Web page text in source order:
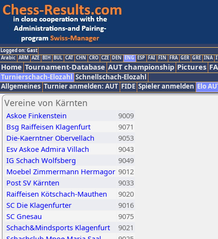
Logged on: Gast
Arabic ARM AZE BIH BUL CAT CHN CRO CZE DEN ENG ESP FAI FIN FRA GER GRE INA
Home Tournament-Database AUT championship Pictures
Turnierschach-Elozahl Schnellschach-Elozahl
Allgemeines Turnier anmelden: AUT FIDE Spieler anmelden Elo
Vereine von Kärnten
Askoe Finkenstein
9009
Bsg Raiffeisen Klagenfurt
9071
Die-Kaerntner Obervellach
9053
Esv Askoe Admira Villach
9043
IG Schach Wolfsberg
9049
Moebel Zimmermann Hermagor 9012
Post SV Kärnten
9033
Raiffeisen Kötschach-Mauthen
9020
SC Die Klagenfurter
9016
SC Gnesau
9075
Schach&Mindsports Klagenfurt
9021